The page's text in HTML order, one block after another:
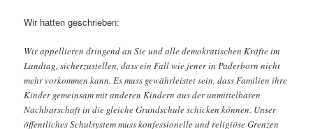
Wir hatten geschrieben:
Wir appellieren dringend an Sie und alle demokratischen Kräfte im
Landtag, sicherzustellen, dass ein Fall wie jener in Paderborn nicht
mehr vorkommen kann. Es muss gewährleistet sein, dass Familien ihre
Kinder gemeinsam mit anderen Kindern aus der unmittelbaren
Nachbarschaft in die gleiche Grundschule schicken können. Unser
öffentliches Schulsystem muss konfessionelle und religiöse Grenzen